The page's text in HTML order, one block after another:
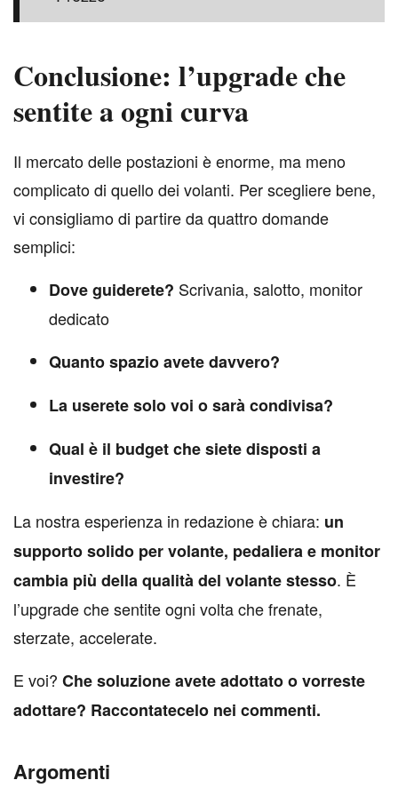
Conclusione: l’upgrade che
sentite a ogni curva
Il mercato delle postazioni è enorme, ma meno
complicato di quello dei volanti. Per scegliere bene,
vi consigliamo di partire da quattro domande
semplici:
Dove guiderete? Scrivania, salotto, monitor
dedicato
Quanto spazio avete davvero?
La userete solo voi o sarà condivisa?
Qual è il budget che siete disposti a
investire?
La nostra esperienza in redazione è chiara: un
supporto solido per volante, pedaliera e monitor
cambia più della qualità del volante stesso. È
l’upgrade che sentite ogni volta che frenate,
sterzate, accelerate.
E voi? Che soluzione avete adottato o vorreste
adottare? Raccontatecelo nei commenti.
Argomenti